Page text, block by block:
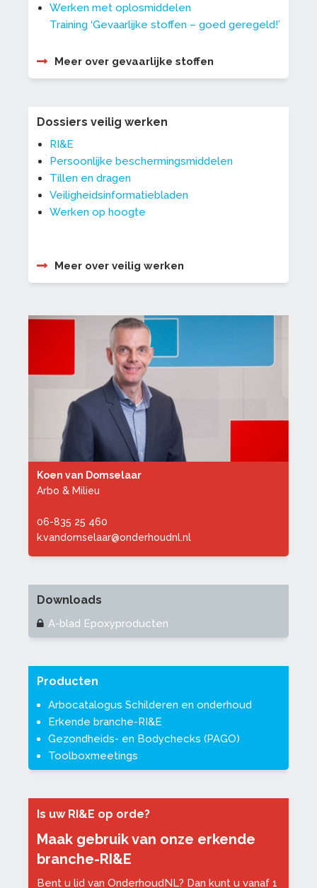
Werken met oplosmiddelen
Training ‘Gevaarlijke stoffen – goed geregeld!’
Meer over gevaarlijke stoffen
Dossiers veilig werken
RI&E
Persoonlijke beschermingsmiddelen
Tillen en dragen
Veiligheidsinformatiebladen
Werken op hoogte
Meer over veilig werken
Koen van Domselaar
Arbo & Milieu
06-835 25 460
k.vandomselaar@onderhoudnl.nl
Downloads
A-blad Epoxyproducten
Producten
Arbocatalogus Schilderen en onderhoud
Erkende branche-RI&E
Gezondheids- en Bodychecks (PAGO)
Toolboxmeetings
Is uw RI&E op orde?
Maak gebruik van onze erkende
branche-RI&E
Bent u lid van OnderhoudNL? Dan kunt u vanaf 1